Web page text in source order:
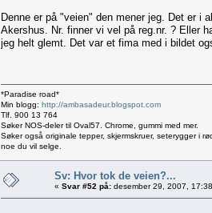
Denne er på "veien" den mener jeg. Det er i
Akershus. Nr. finner vi vel på reg.nr. ? Eller
jeg helt glemt. Det var et fima med i bildet
*Paradise road*
Min blogg: http://ambasadeur.blogspot.com
Tlf. 900 13 764
Søker NOS-deler til Oval57. Chrome, gummi med mer.
Søker også originale tepper, skjermskruer, seterygger i
noe du vil selge.
Sv: Hvor tok de veien?...
« Svar #52 på: desember 29, 2007,